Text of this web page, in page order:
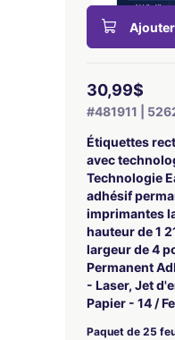
Ajouter
30,99$
#481911 |
Étiquettes
avec
Technologie
adhésif
imprimantes
hauteur de 1
largeur de 4
Permanent
- Laser, Jet
Papier - 14 /
Paquet de 25